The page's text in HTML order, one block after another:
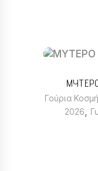
Γούρια
2026